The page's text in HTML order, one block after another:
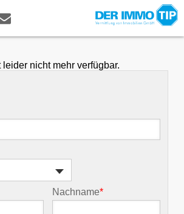
nicht mehr verfügbar.
Nachname*